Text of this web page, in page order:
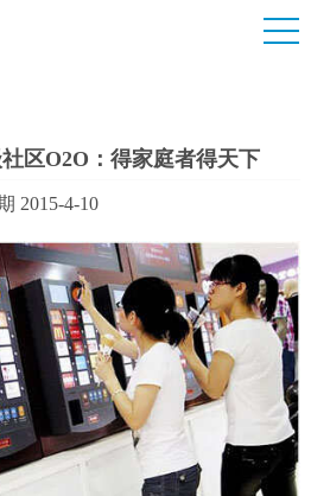
区O2O：得家庭者得天下
2015-4-10